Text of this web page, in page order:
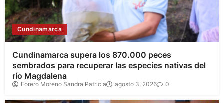
Cundinamarca
Cundinamarca supera los 870.000 peces
sembrados para recuperar las especies nativas del
río Magdalena
Forero Moreno Sandra Patricia agosto 3, 2026 0